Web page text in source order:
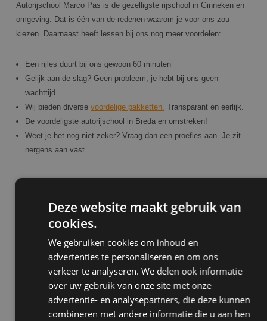
Autorijschool Marco Pas is de gezelligste rijschool in Ginneken en
omgeving. Dat is één van de redenen waarom je voor ons zou
kiezen. Daarnaast heeft lessen bij ons nog meer voordelen:
Een rijles duurt bij ons gewoon 60 minuten
Gelijk aan de slag? Geen probleem, je hebt bij ons geen
wachttijd.
Wij bieden diverse voordelige pakketten. Transparant en eerlijk.
De voordeligste autorijschool in Breda en omstreken!
Weet je het nog niet zeker? Vraag dan een proefles aan. Je zit
nergens aan vast.
Vraag een vrijblijvende proefles aan!
Weet je nog niet zeker of je bij de leukste autorijschool van
Ginneken en omgeving wilt gaan lessen? Vraag dan een vrijblijvende
proefles aan. Op deze manier kun je kennis maken met de leswijze,
de auto en de instructeur. Zo kun je kijken of onze leswijze bij je
past en of je je op je gemak voelt. Een proefles bij Marco Pas heb je
al voor maar 55 euro!
Deze website maakt gebruik van
cookies.
We gebruiken cookies om inhoud en
advertenties te personaliseren en om ons
verkeer te analyseren. We delen ook informatie
over uw gebruik van onze site met onze
advertentie- en analysepartners, die deze kunnen
combineren met andere informatie die u aan hen